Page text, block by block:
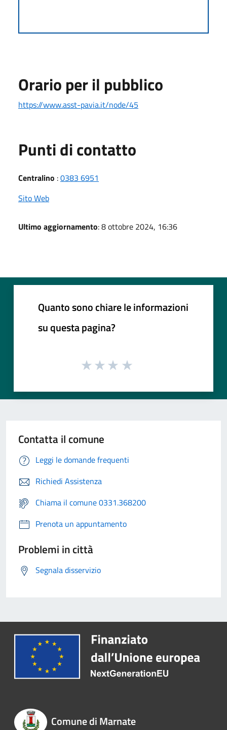
Orario per il pubblico
https://www.asst-pavia.it/node/45
Punti di contatto
Centralino :0383 6951
Sito Web
Ultimo aggiornamento: 8 ottobre 2024, 16:36
Quanto sono chiare le informazioni
su questa pagina?
Contatta il comune
Leggi le domande frequenti
Richiedi Assistenza
Chiama il comune 0331.368200
Prenota un appuntamento
Problemi in città
Segnala disservizio
Comune di Marnate